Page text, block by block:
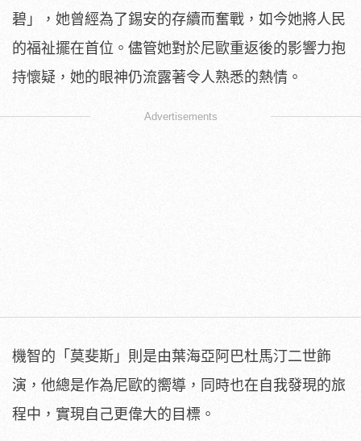
碧」，她曾經為了錫安的存續而奮戰，如今她將人民
的福祉擺在首位。 儘管她對於尼歐重返後的影響力抱
持懷疑， 她的眼神仍流露著令人熟悉的熱情。
Advertisements
機智的「莫斐斯」則是由葉海亞阿巴杜馬汀二世飾
演， 他總是作為尼歐的嚮導，同時也在自我發現的旅
程中， 實現自己更偉大的目標。